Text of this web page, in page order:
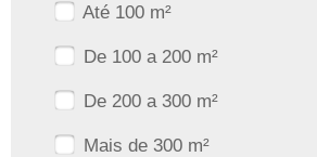
Até 100 m²
De 100 a 200 m²
De 200 a 300 m²
Mais de 300 m²